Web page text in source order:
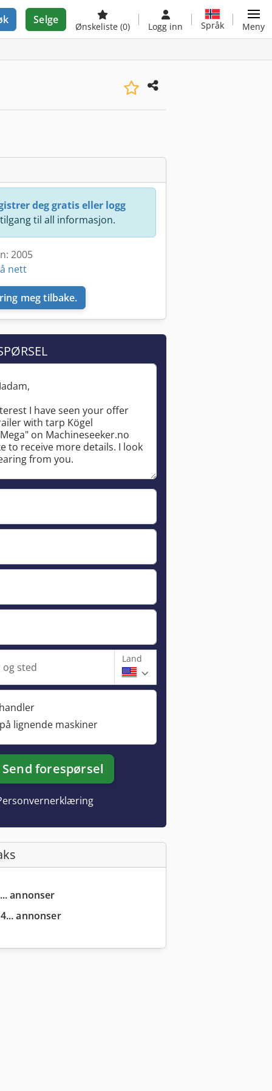
Selge
Ønskeliste (0) Logg inn Språk Meny
deg gratis eller logg
til all informasjon.
2005
nett
meg tilbake.
sted
Land
lignende maskiner
Send forespørsel
annonser
annonser